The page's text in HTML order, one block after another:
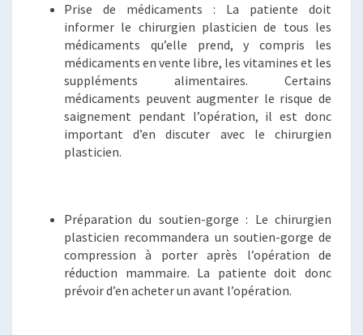
Prise de médicaments : La patiente doit
informer le chirurgien plasticien de tous les
médicaments qu’elle prend, y compris les
médicaments en vente libre, les vitamines et les
suppléments alimentaires. Certains
médicaments peuvent augmenter le risque de
saignement pendant l’opération, il est donc
important d’en discuter avec le chirurgien
plasticien.
Préparation du soutien-gorge : Le chirurgien
plasticien recommandera un soutien-gorge de
compression à porter après l’opération de
réduction mammaire. La patiente doit donc
prévoir d’en acheter un avant l’opération.